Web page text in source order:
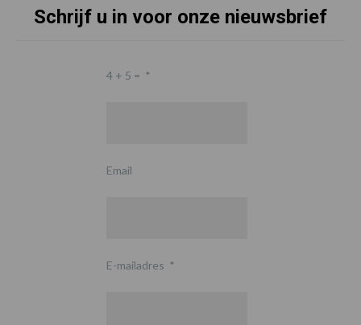
Schrijf u in voor onze nieuwsbrief
4 + 5 = *
Email
E-mailadres *